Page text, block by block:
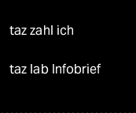
taz zahl ich
taz lab Infobrief